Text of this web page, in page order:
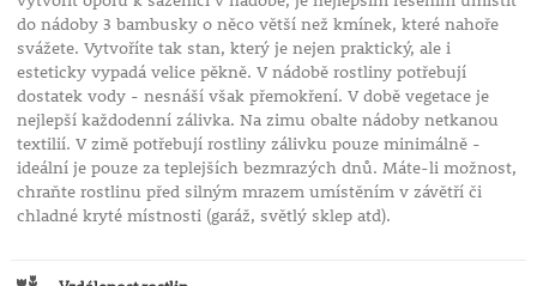
do nádoby 3 bambusky o něco větší než kmínek, které nahoře
svážete. Vytvoříte tak stan, který je nejen praktický, ale i
esteticky vypadá velice pěkně. V nádobě rostliny potřebují
dostatek vody - nesnáší však přemokření. V době vegetace je
nejlepší každodenní zálivka. Na zimu obalte nádoby netkanou
textilií. V zimě potřebují rostliny zálivku pouze minimálně -
ideální je pouze za teplejších bezmrazých dnů. Máte-li možnost,
chraňte rostlinu před silným mrazem umístěním v závětří či
chladné kryté místnosti (garáž, světlý sklep atd).